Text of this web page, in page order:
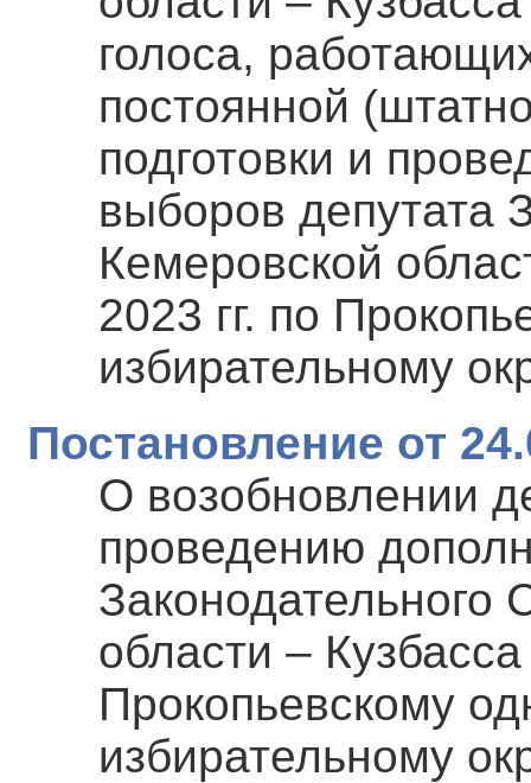
голоса,
постоянной
подготовки и
выборов депутата
Кемеровской
2023 гг. по
избирательному
Постановление от
О возобновлении
проведению
Законодательного
области –
Прокопьевскому
избирательному